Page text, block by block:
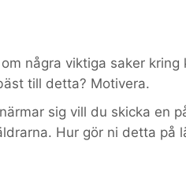
några viktiga saker kring
till detta? Motivera.
sig vill du skicka en
Hur gör ni detta på